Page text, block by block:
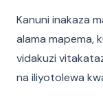
Kanuni inakaza
alama mapema,
vidakuzi
na iliyotolewa